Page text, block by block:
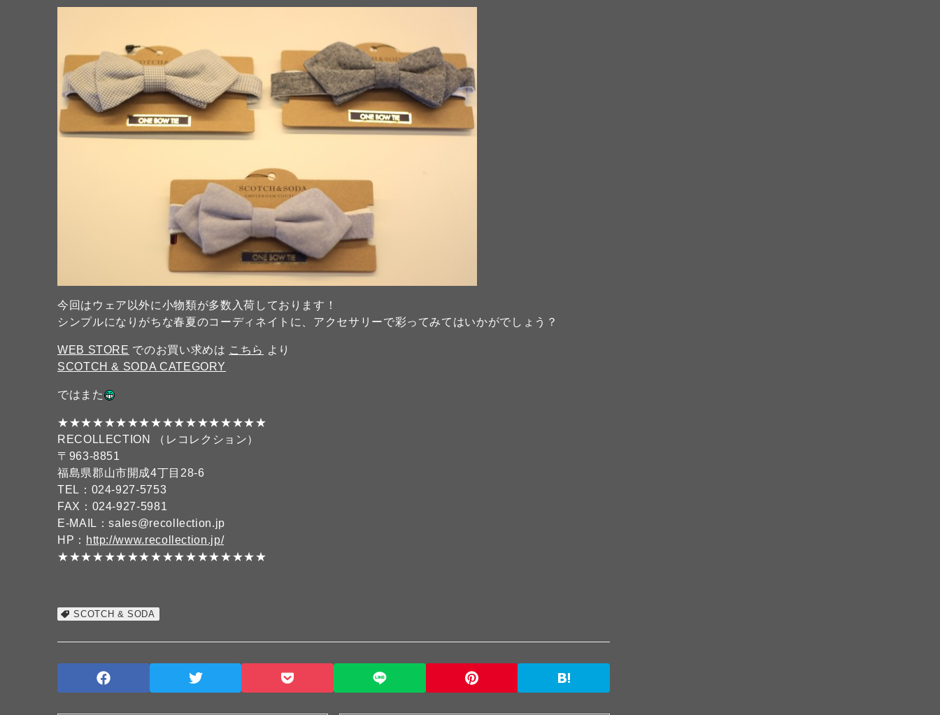
今回はウェア以外に小物類が多数入荷しております！
シンプルになりがちな春夏のコーディネイトに、アクセサリーで彩ってみてはいかがでしょう？
WEB STORE でのお買い求めは こちら より
SCOTCH & SODA CATEGORY
ではまた
★★★★★★★★★★★★★★★★★★
RECOLLECTION （レコレクション）
〒963-8851
福島県郡山市開成4丁目28-6
TEL：024-927-5753
FAX：024-927-5981
E-MAIL：sales@recollection.jp
HP： http://www.recollection.jp/
★★★★★★★★★★★★★★★★★★
SCOTCH & SODA